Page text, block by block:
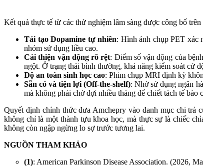
Kết quả thực tế từ các thử nghiệm lâm sàng được công bố
Tái tạo Dopamine tự nhiên: Hình ảnh chụp PET xác
nhóm sử dụng liều cao.
Cải thiện vận động rõ rệt: Điểm số vận động của
ngột. Ở trạng thái bình thường, khả năng kiểm soát cử
Độ an toàn sinh học cao: Phim chụp MRI định kỳ
Sẵn có và tiện lợi (Off-the-shelf): Nhờ sử dụng ngân
mà không phải chờ đợi nhiều tháng để chiết tách tế bào
Quyết định chính thức đưa Amchepry vào danh mục chi trả
không chỉ là một thành tựu khoa học, mà thực sự là chiếc
không còn ngập ngừng lo sợ trước tương lai.
NGUỒN THAM KHẢO
(1): American Parkinson Disease Association. (2026,